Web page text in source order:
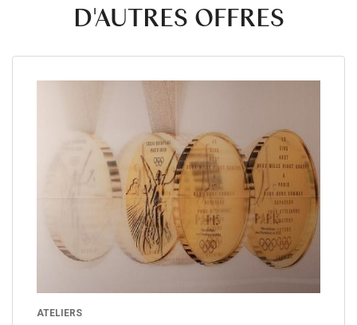
D'AUTRES OFFRES
ATELIERS